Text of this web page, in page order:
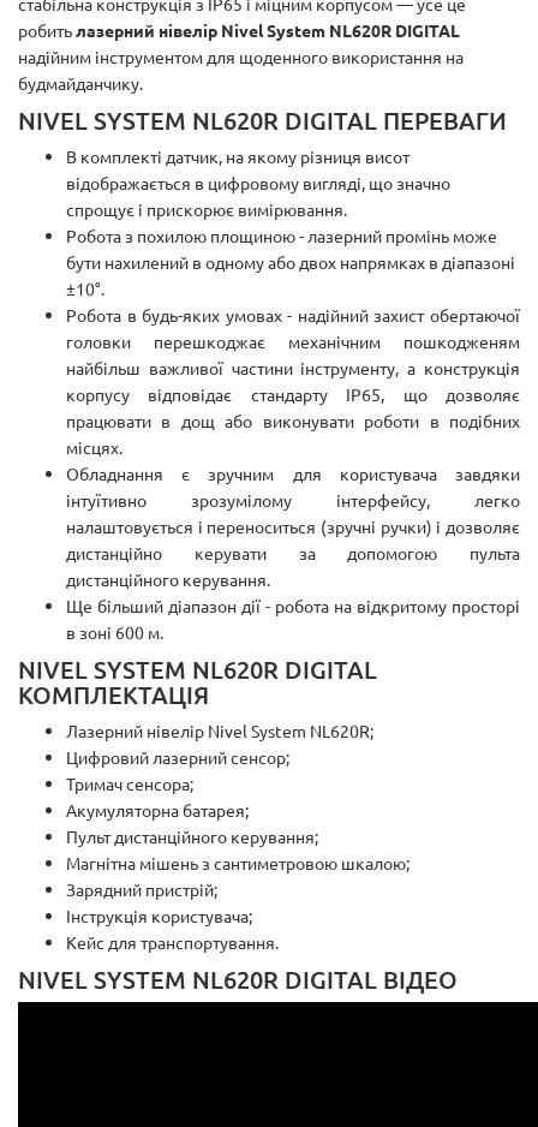
робитьлазерний нівелір Nivel System NL620R DIGITAL
надійним інструментом для щоденного використання на
будмайданчику.
NIVEL SYSTEM NL620R DIGITAL ПЕРЕВАГИ
В комплекті датчик, на якому різниця висот
відображається в цифровому вигляді, що значно
спрощує і прискорює вимірювання.
Робота з похилою площиною - лазерний промінь може
бути нахилений в одному або двох напрямках в діапазоні
±10°.
Робота в будь-яких умовах - надійний захист обертаючої
головки перешкоджає механічним пошкодженям
найбільш важливої ​​частини інструменту, а конструкція
корпусу відповідає стандарту IP65, що дозволяє
працювати в дощ або виконувати роботи в подібних
місцях.
Обладнання є зручним для користувача завдяки
інтуїтивно зрозумілому інтерфейсу, легко
налаштовується і переноситься (зручні ручки) і дозволяє
дистанційно керувати за допомогою пульта
дистанційного керування.
Ще більший діапазон дії - робота на відкритому просторі
в зоні 600 м.
NIVEL SYSTEM NL620R DIGITAL
КОМПЛЕКТАЦІЯ
Лазерний нівелір Nivel System NL620R;
Цифровий лазерний сенсор;
Тримач сенсора;
Акумуляторна батарея;
Пульт дистанційного керування;
Магнітна мішень з сантиметровою шкалою;
Зарядний пристрій;
Інструкція користувача;
Кейс для транспортування.
NIVEL SYSTEM NL620R DIGITAL ВІДЕО